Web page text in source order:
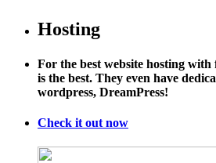
Hosting
For the best website hosting
is the best. They even have
wordpress, DreamPress!
Check it out now